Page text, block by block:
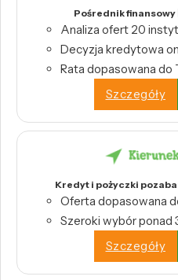
Pośrednik
Analiza ofert 20
Decyzja kredytowa
Rata dopasowana
Szczegóły
Kredyt i pożyczki
Oferta dopasowana
Szeroki wybór ponad
Szczegóły